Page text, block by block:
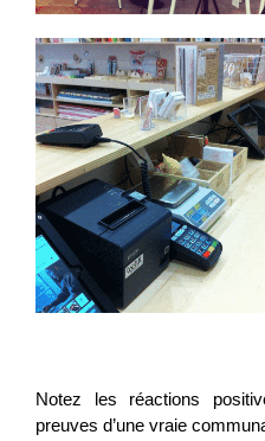
Notez les réactions
preuves d’une vraie